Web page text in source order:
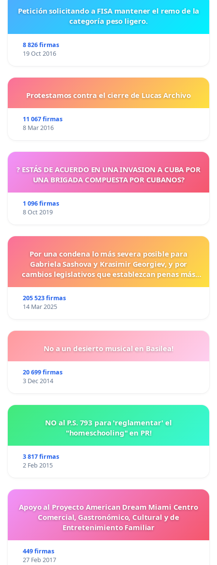
Petición solicitando a FISA mantener el remo de la
categoría peso ligero.
8 826 firmas
19 Oct 2016
Protestamos contra el cierre de Lucas Archivo
11 067 firmas
8 Mar 2016
? ESTÁS DE ACUERDO EN UNA INVASION A CUBA POR
UNA BRIGADA COMPUESTA POR CUBANOS?
1 096 firmas
8 Oct 2019
Por una condena lo más severa posible para
Gabriela Sashova y Krasimir Georgiev, y por
cambios legislativos que establezcan penas más
205 523 firmas
14 Mar 2025
No a un desierto musical en Basilea!
20 699 firmas
3 Dec 2014
NO al P.S. 793 para 'reglamentar' el
"homeschooling" en PR!
3 817 firmas
2 Feb 2015
Apoyo al Proyecto American Dream Miami Centro
Comercial, Gastronómico, Cultural y de
Entretenimiento Familiar
449 firmas
27 Feb 2017